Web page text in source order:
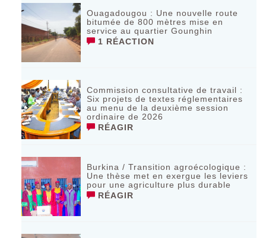
Ouagadougou : Une nouvelle route
bitumée de 800 mètres mise en
service au quartier Gounghin
1 RÉACTION
Commission consultative de travail :
Six projets de textes réglementaires
au menu de la deuxième session
ordinaire de 2026
RÉAGIR
Burkina / Transition agroécologique :
Une thèse met en exergue les leviers
pour une agriculture plus durable
RÉAGIR